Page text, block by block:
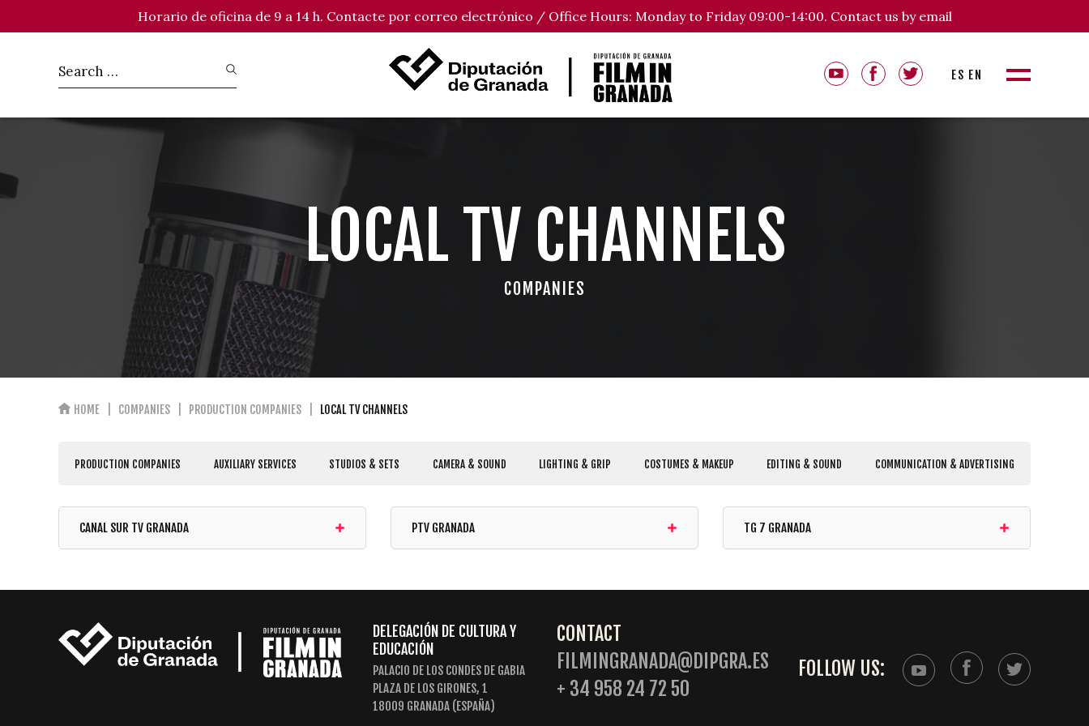
Horario de oficina de 9 a 14 h. Contacte por correo electrónico / Office Hours: Monday to Friday 09:00-14:00. Contact us by email
ES EN
LOCAL TV CHANNELS
COMPANIES
HOME COMPANIES PRODUCTION COMPANIES LOCAL TV CHANNELS
PRODUCTION COMPANIES AUXILIARY SERVICES STUDIOS & SETS CAMERA & SOUND LIGHTING & GRIP COSTUMES & MAKEUP EDITING & SOUND COMMUNICATION & ADVERTISING
CANAL SUR TV GRANADA PTV GRANADA TG 7 GRANADA
DELEGACIÓN DE CULTURA Y
EDUCACIÓN
PALACIO DE LOS CONDES DE GABIA
PLAZA DE LOS GIRONES, 1
18009 GRANADA (ESPAÑA)
CONTACT
FILMINGRANADA@DIPGRA.ES
+ 34 958 24 72 50
FOLLOW US: